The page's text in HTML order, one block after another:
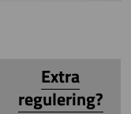
Extra
regulering?